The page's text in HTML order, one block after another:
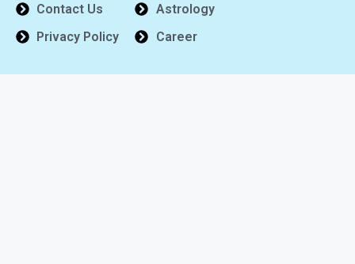
Contact Us
Privacy Policy
Astrology
Career